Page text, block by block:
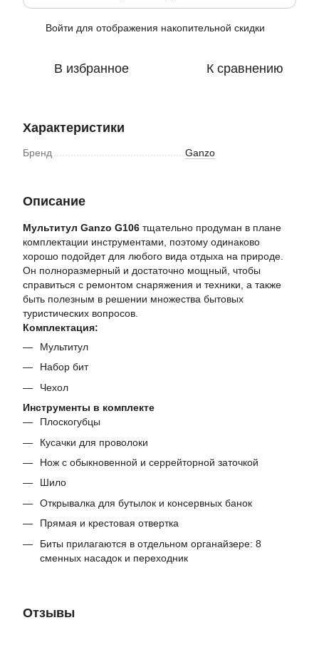
Войти для отображения накопительной скидки
В избранное К сравнению
Характеристики
Бренд Ganzo
Описание
Мультитул Ganzo G106 тщательно продуман в плане
комплектации инструментами, поэтому одинаково
хорошо подойдет для любого вида отдыха на природе.
Он полноразмерный и достаточно мощный, чтобы
справиться с ремонтом снаряжения и техники, а также
быть полезным в решении множества бытовых
туристических вопросов.
Комплектация:
Мультитул
Набор бит
Чехол
Инструменты в комплекте
Плоскогубцы
Кусачки для проволоки
Нож с обыкновенной и серрейторной заточкой
Шило
Открывалка для бутылок и консервных банок
Прямая и крестовая отвертка
Биты прилагаются в отдельном органайзере: 8
сменных насадок и переходник
Отзывы